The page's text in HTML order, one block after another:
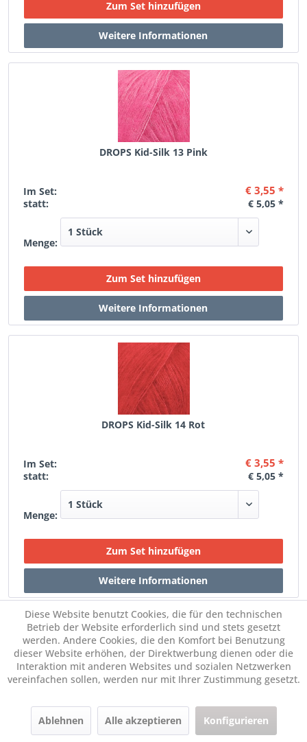
DROPS Kid-Silk 13 Pink
Im Set: € 3,55 *
statt: € 5,05 *
Menge:
DROPS Kid-Silk 14 Rot
Im Set: € 3,55 *
statt: € 5,05 *
Menge:
Im Set: € 3,55 *
Diese Website benutzt Cookies, die für den technischen
Betrieb der Website erforderlich sind und stets gesetzt
werden. Andere Cookies, die den Komfort bei Benutzung
dieser Website erhöhen, der Direktwerbung dienen oder die
Interaktion mit anderen Websites und sozialen Netzwerken
vereinfachen sollen, werden nur mit Ihrer Zustimmung gesetzt.
Ablehnen Alle akzeptieren Konfigurieren